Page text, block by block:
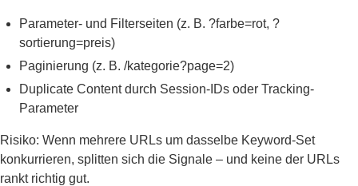
Parameter- und Filterseiten (z. B. ?farbe=rot, ?
sortierung=preis)
Paginierung (z. B. /kategorie?page=2)
Duplicate Content durch Session-IDs oder Tracking-
Parameter
Risiko: Wenn mehrere URLs um dasselbe Keyword-Set
konkurrieren, splitten sich die Signale – und keine der URLs
rankt richtig gut.